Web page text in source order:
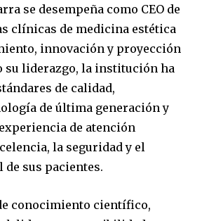
se desempeña como CEO de
clínicas de medicina estética
innovación y proyección
su liderazgo, la institución ha
de calidad,
de última generación y
de atención
la seguridad y el
sus pacientes.
conocimiento científico,